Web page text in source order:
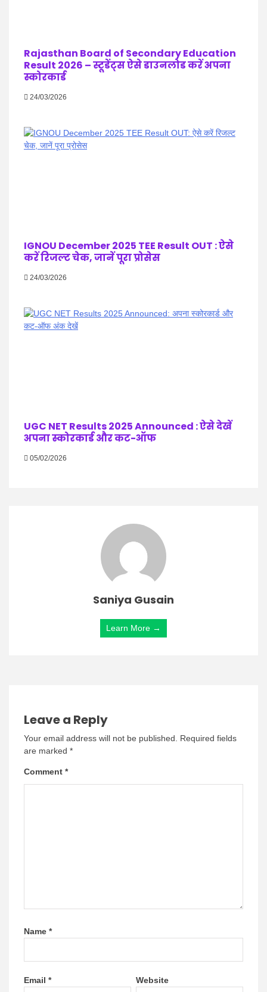
Rajasthan Board of Secondary Education
Result 2026 – स्टूडेंट्स ऐसे डाउनलोड करें अपना
स्कोरकार्ड
24/03/2026
IGNOU December 2025 TEE Result OUT : ऐसे
करें रिजल्ट चेक, जानें पूरा प्रोसेस
24/03/2026
UGC NET Results 2025 Announced : ऐसे देखें
अपना स्कोरकार्ड और कट-ऑफ
05/02/2026
Saniya Gusain
Learn More →
Leave a Reply
Your email address will not be published. Required fields
are marked *
Comment *
Name *
Email * Website